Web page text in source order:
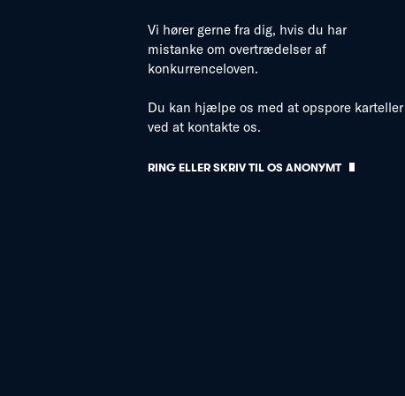
Vi hører gerne fra dig, hvis du har
mistanke om overtrædelser af
konkurrenceloven.
Du kan hjælpe os med at opspore karteller
ved at kontakte os.
RING ELLER SKRIV TIL OS ANONYMT